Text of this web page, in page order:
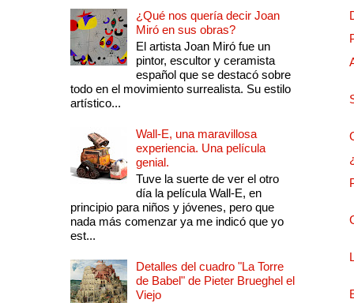
¿Qué nos quería decir Joan
Miró en sus obras?
El artista Joan Miró fue un
pintor, escultor y ceramista
español que se destacó sobre
todo en el movimiento surrealista. Su estilo
artístico...
Wall-E, una maravillosa
experiencia. Una película
genial.
Tuve la suerte de ver el otro
día la película Wall-E, en
principio para niños y jóvenes, pero que
nada más comenzar ya me indicó que yo
est...
Detalles del cuadro "La Torre
de Babel" de Pieter Brueghel el
Viejo